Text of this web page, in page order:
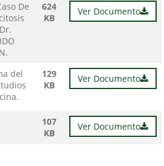
De
624
KB
Ver Documento
del
129
KB
Ver Documento
107
KB
Ver Documento